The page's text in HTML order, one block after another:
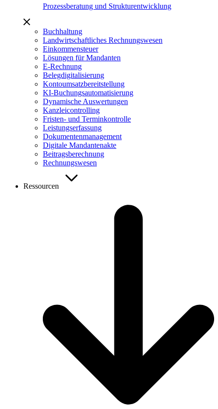
Prozessberatung und Strukturentwicklung
Buchhaltung
Landwirtschaftliches Rechnungswesen
Einkommensteuer
Lösungen für Mandanten
E-Rechnung
Belegdigitalisierung
Kontoumsatzbereitstellung
KI-Buchungsautomatisierung
Dynamische Auswertungen
Kanzleicontrolling
Fristen- und Terminkontrolle
Leistungserfassung
Dokumentenmanagement
Digitale Mandantenakte
Beitragsberechnung
Rechnungswesen
Ressourcen